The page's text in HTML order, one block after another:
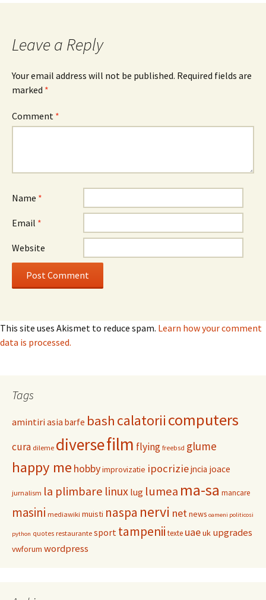
Leave a Reply
Your email address will not be published. Required fields are
marked *
Comment *
Name *
Email *
Website
This site uses Akismet to reduce spam. Learn how your comment
data is processed.
Tags
amintiriasia barfe bash calatorii computers
cura dileme diversefilm flying freebsd glume
happy me hobbyimprovizatie ipocriziejncia joace
jurnalism la plimbare linux lug lumea ma-sa mancare
masini mediawiki muisti naspa nervi netnews oameni politicosi
python quotes restaurante sport tampenii texte uaeuk upgrades
vwforum wordpress